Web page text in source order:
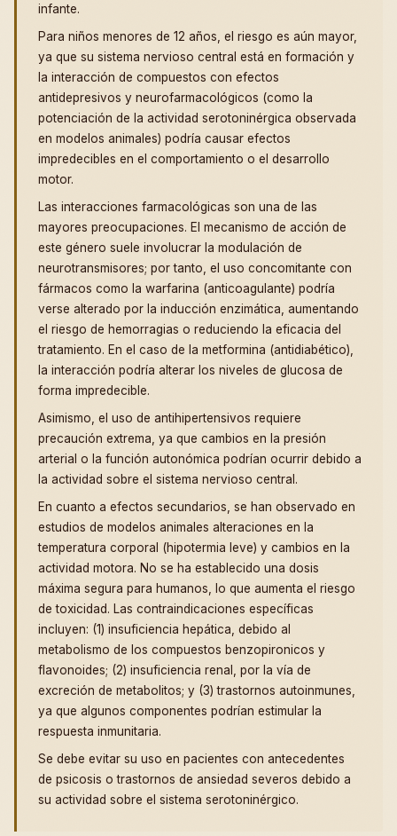
infante.
Para niños menores de 12 años, el riesgo es aún mayor,
ya que su sistema nervioso central está en formación y
la interacción de compuestos con efectos
antidepresivos y neurofarmacológicos (como la
potenciación de la actividad serotoninérgica observada
en modelos animales) podría causar efectos
impredecibles en el comportamiento o el desarrollo
motor.
Las interacciones farmacológicas son una de las
mayores preocupaciones. El mecanismo de acción de
este género suele involucrar la modulación de
neurotransmisores; por tanto, el uso concomitante con
fármacos como la warfarina (anticoagulante) podría
verse alterado por la inducción enzimática, aumentando
el riesgo de hemorragias o reduciendo la eficacia del
tratamiento. En el caso de la metformina (antidiabético),
la interacción podría alterar los niveles de glucosa de
forma impredecible.
Asimismo, el uso de antihipertensivos requiere
precaución extrema, ya que cambios en la presión
arterial o la función autonómica podrían ocurrir debido a
la actividad sobre el sistema nervioso central.
En cuanto a efectos secundarios, se han observado en
estudios de modelos animales alteraciones en la
temperatura corporal (hipotermia leve) y cambios en la
actividad motora. No se ha establecido una dosis
máxima segura para humanos, lo que aumenta el riesgo
de toxicidad. Las contraindicaciones específicas
incluyen: (1) insuficiencia hepática, debido al
metabolismo de los compuestos benzopironicos y
flavonoides; (2) insuficiencia renal, por la vía de
excreción de metabolitos; y (3) trastornos autoinmunes,
ya que algunos componentes podrían estimular la
respuesta inmunitaria.
Se debe evitar su uso en pacientes con antecedentes
de psicosis o trastornos de ansiedad severos debido a
su actividad sobre el sistema serotoninérgico.